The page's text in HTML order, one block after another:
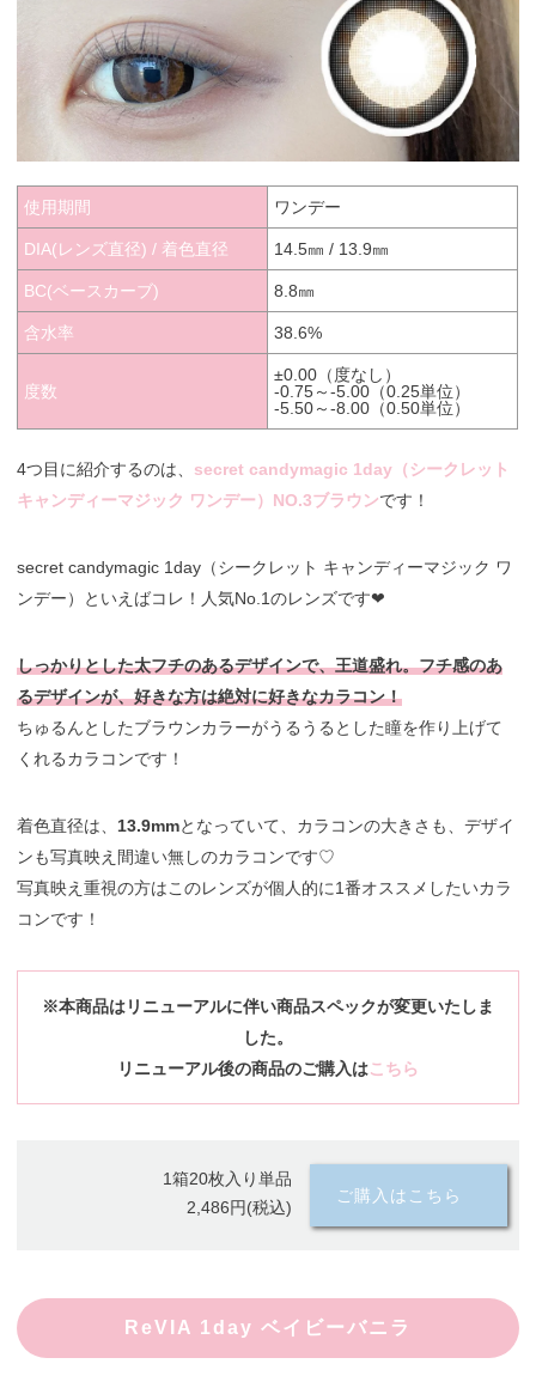
使用期間 ワンデー
DIA(レンズ直径) / 着色直径 14.5㎜ / 13.9㎜
BC(ベースカーブ) 8.8㎜
含水率 38.6%
度数
±0.00（度なし）
-0.75～-5.00（0.25単位）
-5.50～-8.00（0.50単位）
4つ目に紹介するのは、 secret candymagic 1day（シークレット
キャンディーマジック ワンデー）NO.3ブラウンです！
secret candymagic 1day（シークレット キャンディーマジック ワ
ンデー）といえばコレ！人気No.1のレンズです❤︎
しっかりとした太フチのあるデザインで、王道盛れ。フチ感のあ
るデザインが、好きな方は絶対に好きなカラコン！
ちゅるんとしたブラウンカラーがうるうるとした瞳を作り上げて
くれるカラコンです！
着色直径は、 13.9mmとなっていて、カラコンの大きさも、デザイ
ンも写真映え間違い無しのカラコンです♡
写真映え重視の方はこのレンズが個人的に1番オススメしたいカラ
コンです！
※本商品はリニューアルに伴い商品スペックが変更いたしま
した。
リニューアル後の商品のご購入はこちら
1箱20枚入り単品
2,486円(税込)
ご購入はこちら
ReVIA 1day ベイビーバニラ